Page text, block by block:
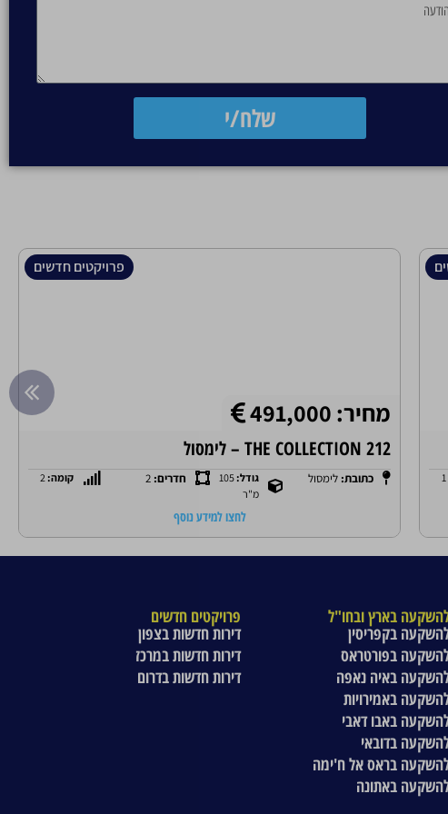
שלח/י
1
פרויקטים חדשים
מחיר: 491,000
THE COLLECTION 212 – לימסול
כתובת: לימסול גודל:105
מ"ר
חדרים:2 קומה: 2
לחצו למידע נוסף
להשקעה בארץ ובחו"ל
בקפריסין
להשקעה בפורטראס
להשקעה באיה נאפה
באמירויות
באבו דאבי
בדובאי
להשקעה בראס אל ח'ימה
להשקעה באתונה
פרויקטים חדשים
דירות חדשות בצפון
דירות חדשות במרכז
דירות חדשות בדרום